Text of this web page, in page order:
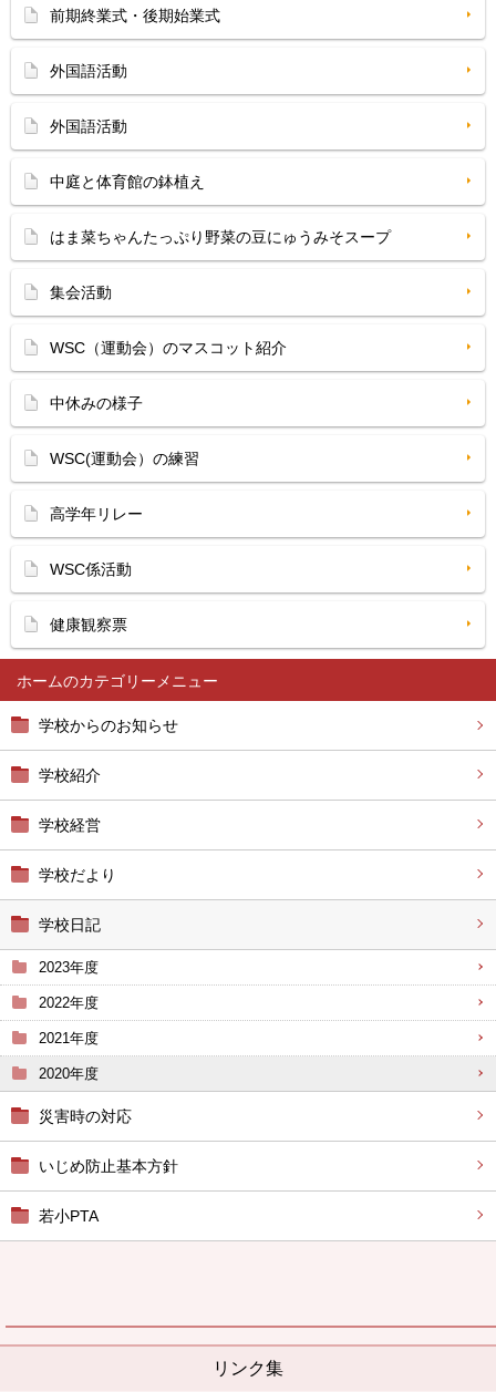
ホーム
学校からのお知らせ
学校紹介
学校経営
学校だより
学校日記
2023年度
2022年度
2021年度
2020年度
災害時の対応
いじめ防止基本方針
若小PTA
リンク集
前期終業式・後期始業式
外国語活動
外国語活動
中庭と体育館の鉢植え
はま菜ちゃんたっぷり野菜の豆にゅうみそスープ
集会活動
WSC（運動会）のマスコット紹介
中休みの様子
WSC(運動会）の練習
高学年リレー
WSC係活動
健康観察票